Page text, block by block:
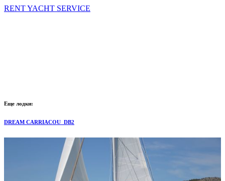
RENT YACHT SERVICE
Еще лодки:
DREAM CARRIACOU_DB2